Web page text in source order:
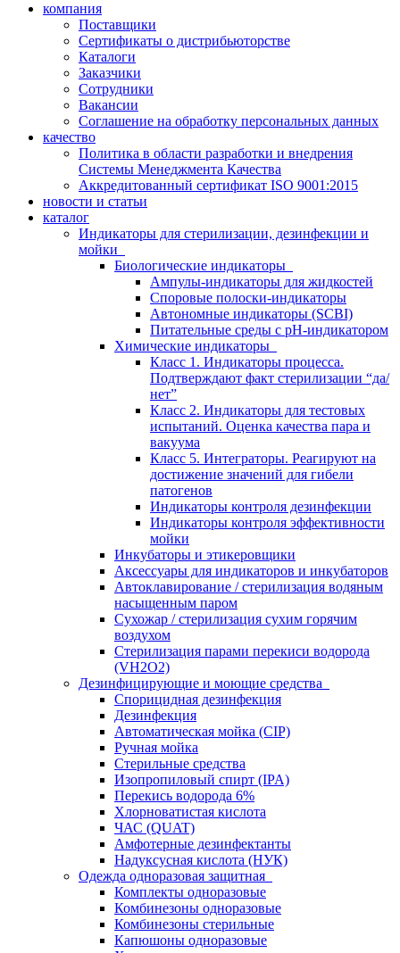
компания
Поставщики
Сертификаты о дистрибьюторстве
Каталоги
Заказчики
Сотрудники
Вакансии
Соглашение на обработку персональных данных
качество
Политика в области разработки и внедрения
Системы Менеджмента Качества
Аккредитованный сертификат ISO 9001:2015
новости и статьи
каталог
Индикаторы для стерилизации, дезинфекции и
мойки
Биологические индикаторы
Ампулы-индикаторы для жидкостей
Споровые полоски-индикаторы
Автономные индикаторы (SCBI)
Питательные среды с рН-индикатором
Химические индикаторы
Класс 1. Индикаторы процесса.
Подтверждают факт стерилизации “да/
нет”
Класс 2. Индикаторы для тестовых
испытаний. Оценка качества пара и
вакуума
Класс 5. Интеграторы. Реагируют на
достижение значений для гибели
патогенов
Индикаторы контроля дезинфекции
Индикаторы контроля эффективности
мойки
Инкубаторы и этикеровщики
Аксессуары для индикаторов и инкубаторов
Автоклавирование / стерилизация водяным
насыщенным паром
Сухожар / стерилизация сухим горячим
воздухом
Стерилизация парами перекиси водорода
(VH2O2)
Дезинфицирующие и моющие средства
Спорицидная дезинфекция
Дезинфекция
Автоматическая мойка (CIP)
Ручная мойка
Стерильные средства
Изопропиловый спирт (IPA)
Перекись водорода 6%
Хлорноватистая кислота
ЧАС (QUAT)
Амфотерные дезинфектанты
Надуксусная кислота (НУК)
Одежда одноразовая защитная
Комплекты одноразовые
Комбинезоны одноразовые
Комбинезоны стерильные
Капюшоны одноразовые